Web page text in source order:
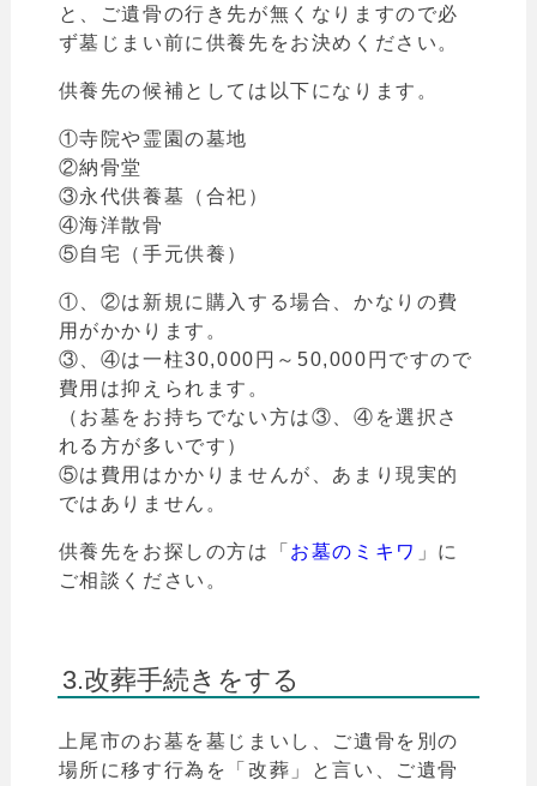
と、ご遺骨の行き先が無くなりますので必
ず墓じまい前に供養先をお決めください。
供養先の候補としては以下になります。
①寺院や霊園の墓地
②納骨堂
③永代供養墓（合祀）
④海洋散骨
⑤自宅（手元供養）
①、②は新規に購入する場合、かなりの費
用がかかります。
③、④は一柱30,000円～50,000円ですので
費用は抑えられます。
（ お墓をお持ちでない方は③、④を選択さ
れる方が多いです）
⑤は費用はかかりませんが、あまり現実的
ではありません。
供養先をお探しの方は「 お墓のミキワ 」 に
ご相談ください。
3.改葬手続きをする
上尾市のお墓を墓じまいし、ご遺骨を別の
場所に移す行為を「改葬」と言い、
ご遺骨